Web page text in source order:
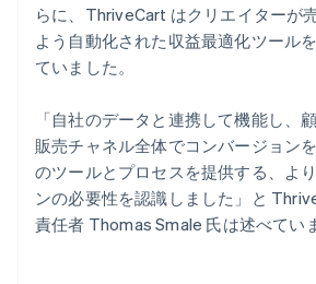
らに、ThriveCart はクリエイターが
よう自動化された収益最適化ツール
ていました。
「自社のデータと連携して機能し、
販売チャネル全体でコンバージョン
のツールとプロセスを提供する、よ
ンの必要性を認識しました」と
責任者 Thomas Smale 氏は述べてい